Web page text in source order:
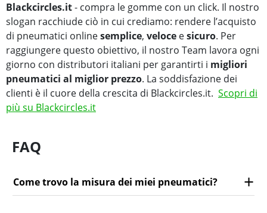
Blackcircles.it- compra le gomme con un click. Il nostro
slogan racchiude ciò in cui crediamo: rendere l’acquisto
di pneumatici onlinesemplice, veloce esicuro. Per
raggiungere questo obiettivo, il nostro Team lavora ogni
giorno con distributori italiani per garantirti i migliori
pneumatici al miglior prezzo. La soddisfazione dei
clienti è il cuore della crescita di Blackcircles.it. Scopri di
più su Blackcircles.it
FAQ
Come trovo la misura dei miei pneumatici?